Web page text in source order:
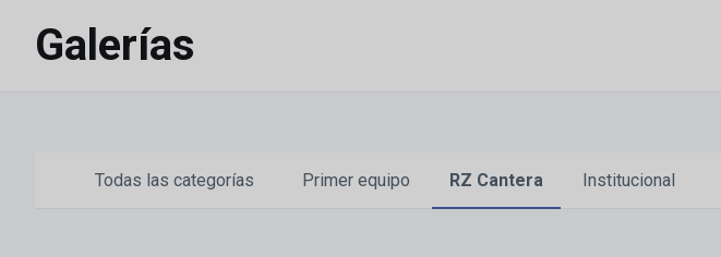
Galerías
Todas las categorías Primer equipo RZ Cantera Institucional